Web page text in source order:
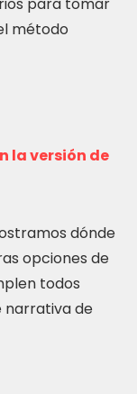
método
la versión de
dónde
opciones de
todos
narrativa de